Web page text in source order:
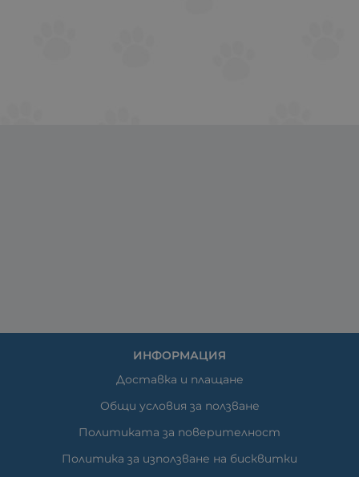
ИНФОРМАЦИЯ
Доставка и плащане
Общи условия за ползване
Политиката за поверителност
Политика за използване на бисквитки